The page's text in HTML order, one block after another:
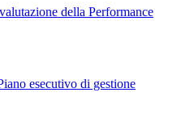
della Performance
esecutivo di gestione